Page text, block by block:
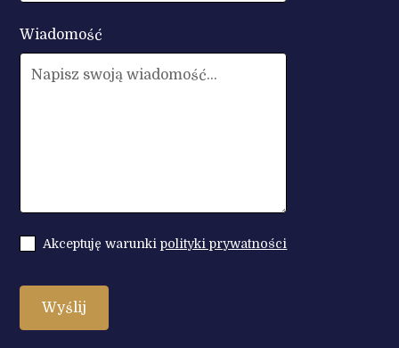
Wiadomość
Akceptuję warunkipolityki prywatności